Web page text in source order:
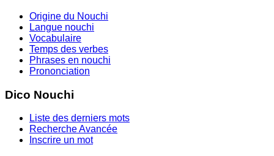
Origine du Nouchi
Langue nouchi
Vocabulaire
Temps des verbes
Phrases en nouchi
Prononciation
Dico Nouchi
Liste des derniers mots
Recherche Avancée
Inscrire un mot